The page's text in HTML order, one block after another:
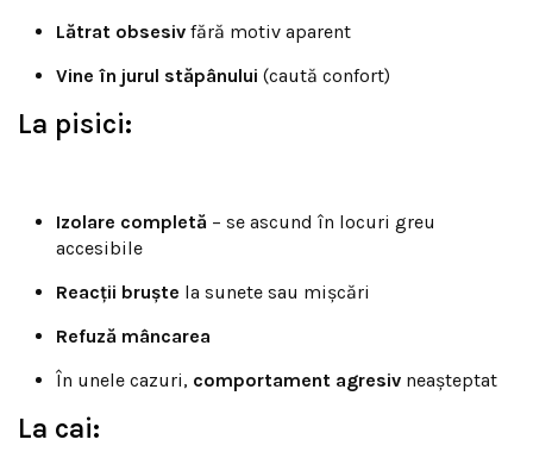
Lătrat obsesiv fără motiv aparent
Vine în jurul stăpânului (caută confort)
La pisici:
Izolare completă – se ascund în locuri greu
accesibile
Reacții bruște la sunete sau mișcări
Refuză mâncarea
În unele cazuri, comportament agresiv neașteptat
La cai: